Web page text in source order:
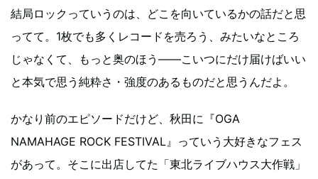
結局ロックっていうのは、どこを向いているかの話だと思
ってて。1枚でも多くレコードを売ろう、みたいなところ
じゃなくて、もっと奥のほう――こいつにだけ届けばいい
と本気で思う純粋さ・強度のあるものだと思うんだよ。
かなり前のエピソードだけど、秋田に『OGA
NAMAHAGE ROCK FESTIVAL』っていう大好きなフェス
があって。そこに出店してた「東北ライブハウス大作戦」